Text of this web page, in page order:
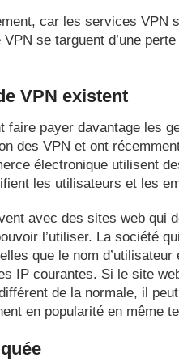
car les services VPN
se targuent d’une
VPN existent
faire payer davantage les
des VPN et ont
électronique utilisent
les utilisateurs et les
avec des sites web qui
l’utiliser. La société
que le nom
IP courantes. Si le site
de la normale, il
en popularité en même